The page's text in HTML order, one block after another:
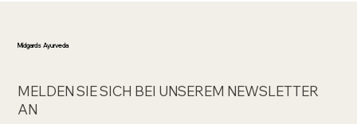
Midgards Ayurveda
MELDEN SIE SICH BEI UNSEREM NEWSLETTER
AN